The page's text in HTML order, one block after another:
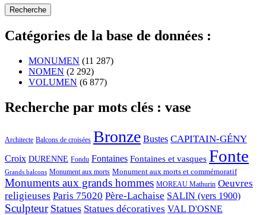
Catégories de la base de données :
MONUMEN (11 287)
NOMEN (2 292)
VOLUMEN (6 877)
Recherche par mots clés : vase
Architecte Balcons de croisées Bronze Bustes CAPITAIN-GÉNY
Croix DURENNE Fondu Fontaines Fontaines et vasques Fonte
Grands balcons Monument aux morts Monument aux morts et commémoratif
Monuments aux grands hommes MOREAU Mathurin Oeuvres
religieuses Paris 75020 Père-Lachaise SALIN (vers 1900)
Sculpteur Statues Statues décoratives VAL D'OSNE